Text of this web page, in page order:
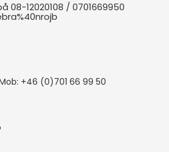
08-12020108 / 0701669950
+46 (0)701 66 99 50